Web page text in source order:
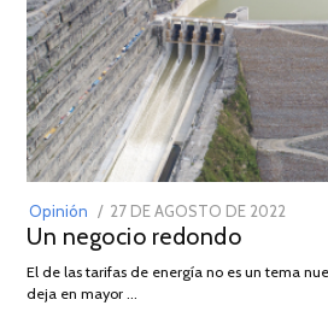
Opinión
POSTED
ON
27 DE AGOSTO DE 2022
DE
Un negocio redondo
El de las tarifas de energía no es un tema
deja en mayor …